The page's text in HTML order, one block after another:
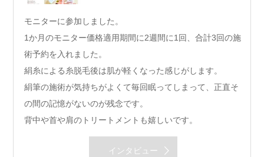
モニターに参加しました。
1か月のモニター価格適用期間に2週間に1回、合計3回の施
術予約を入れました。
絹糸による糸脱毛後は肌が軽くなった感じがします。
絹筆の施術が気持ちがよくて毎回眠ってしまって、正直そ
の間の記憶がないのが残念です。
背中や首や肩のトリートメントも嬉しいです。
インタビュー